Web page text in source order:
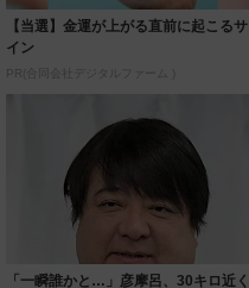
【当選】金運が上がる直前に起こるサ
イン
PR(合同会社デジタルファーム )
「一瞬誰かと…」彦摩呂、30キロ近く